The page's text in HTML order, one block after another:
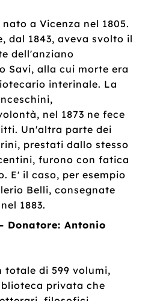
a Vicenza nel 1805.
dal 1843, aveva svolto il
dell'anziano
Savi, alla cui morte era
interinale. La
nel 1873 ne fece
Un'altra parte dei
prestati dallo stesso
furono con fatica
E' il caso, per esempio
Belli, consegnate
1883.
Donatore: Antonio
totale di 599 volumi,
privata che